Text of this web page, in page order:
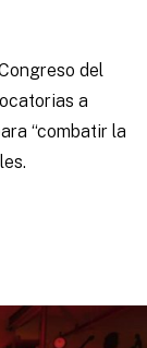
del
a
“combatir la